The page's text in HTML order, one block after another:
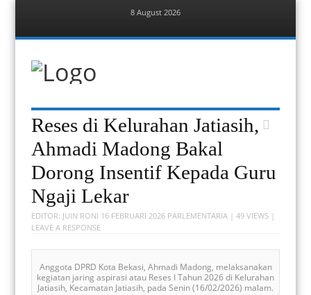
8 August 2026
Menu
to
Berita Bekasi
Menu
Skip
to
content
Reses di Kelurahan Jatiasih,
Ahmadi Madong Bakal
Dorong Insentif Kepada Guru
Ngaji Lekar
EDITOR: JUIN RONI 16 FEBRUARI 2026 PARLEMENTARIA| 49 VIEWS |
LEAVE A RESPONSE
Anggota DPRD Kota Bekasi, Ahmadi Madong, melaksanakan
kegiatan jaring aspirasi atau Reses I Tahun 2026 di Kelurahan
Jatiasih, Kecamatan Jatiasih, pada Senin (16/02/2026) malam.